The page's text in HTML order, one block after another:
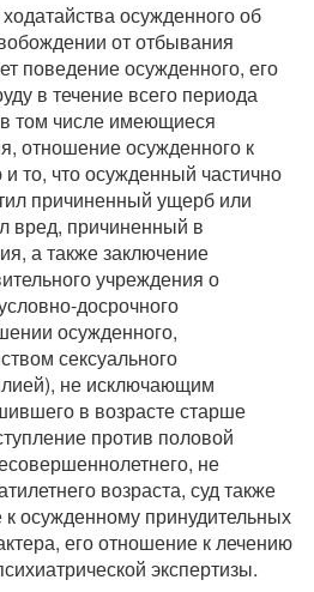
осужденного об
от отбывания
поведение осужденного, его
в течение всего периода
том числе имеющиеся
отношение осужденного к
то, что осужденный частично
причиненный ущерб или
вред, причиненный в
а также заключение
учреждения о
досрочного
осужденного,
сексуального
не исключающим
в возрасте старше
против половой
не
возраста, суд также
осужденному принудительных
его отношение к лечению
экспертизы.